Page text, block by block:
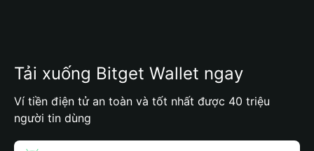
Tải xuống Bitget Wallet ngay
Ví tiền điện tử an toàn và tốt nhất được 40 triệu
người tin dùng